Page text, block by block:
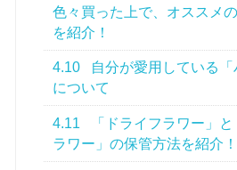
色々買った上で、オススメ
を紹介！
4.10
自分が愛用している「
について
4.11
「ドライフラワー」
ラワー」の保管方法を紹介！